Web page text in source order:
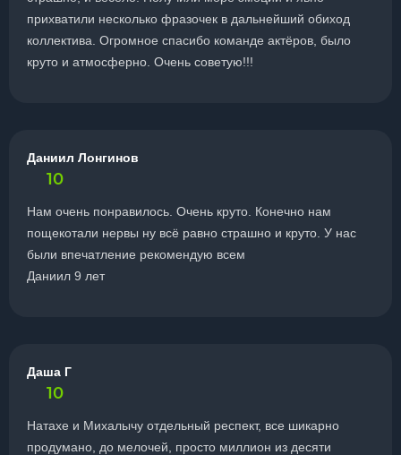
прихватили несколько фразочек в дальнейший обиход
коллектива. Огромное спасибо команде актёров, было
круто и атмосферно. Очень советую!!!
Даниил Лонгинов
10
Нам очень понравилось. Очень круто. Конечно нам
пощекотали нервы ну всё равно страшно и круто. У нас
были впечатление рекомендую всем
Даниил 9 лет
Даша Г
10
Натахе и Михалычу отдельный респект, все шикарно
продумано, до мелочей, просто миллион из десяти